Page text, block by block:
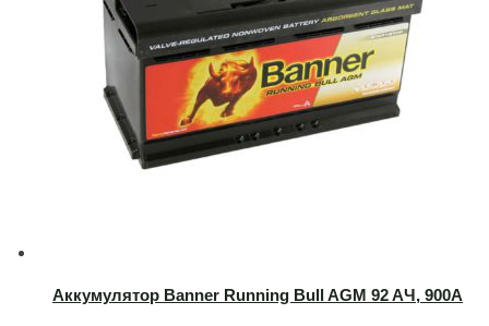
Аккумулятор Banner Running Bull AGM 92 AЧ, 900А